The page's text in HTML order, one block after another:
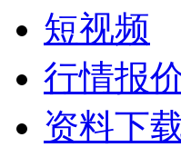
短视频
行情报
资料下